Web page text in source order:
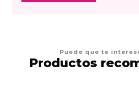
Puede que te
Productos